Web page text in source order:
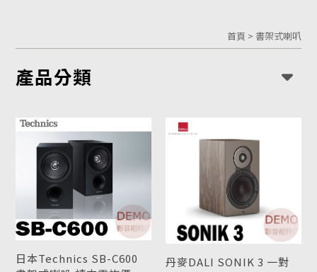
首頁 > 書架式喇叭
產品分類
日本Technics SB-C600
丹麥DALI SONIK 3 一對